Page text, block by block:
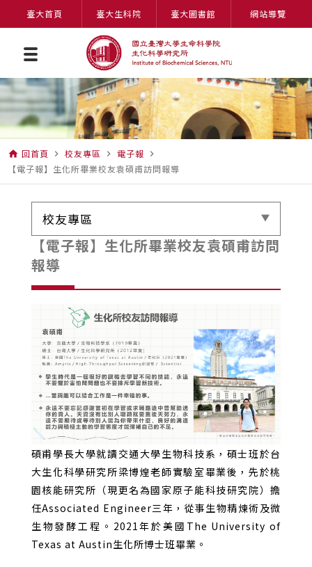
臺大首頁 臺大生科院 臺大圖書館 網站導覽
home 回首頁 navigate_next 校友專區 navigate_next 電子報 navigate_next
【電子報】生化所畢業校友袁碩甫訪問報導
校友專區
【電子報】生化所畢業校友袁碩甫訪問
報導
碩甫學長大學就讀交通大學生物科技系，碩士班於台
大生化科學研究所梁博煌老師實驗室畢業後，先於桃
園核能研究所（現更名為國家原子能科技研究院）擔
任Associated Engineer三年，從事生物精煉術及微
生物發酵工程。 2021年於美國 The University of
Texas at Austin生化所博士班畢業。